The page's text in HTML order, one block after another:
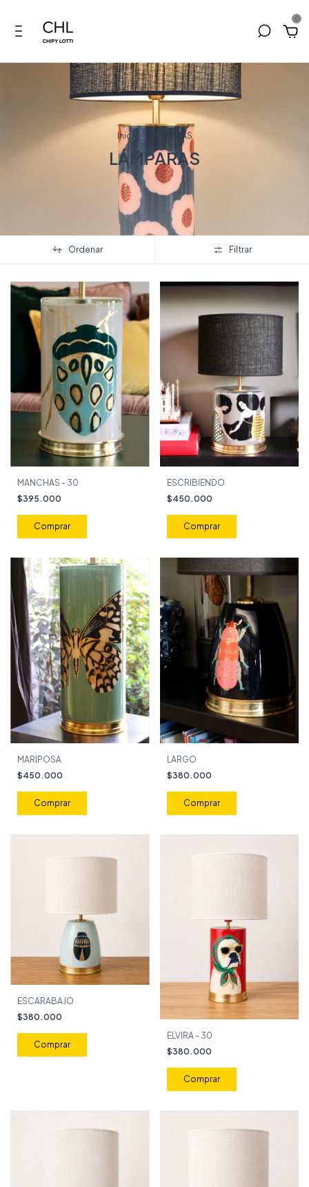
0
Inicio . LÁMPARAS
LÁMPARAS
Ordenar Filtrar
MANCHAS - 30
$395.000
ESCRIBIENDO
$450.000
MARIPOSA
$450.000
Comprar
LARGO
$380.000
ESCARABAJO
$380.000
ELVIRA - 30
$380.000